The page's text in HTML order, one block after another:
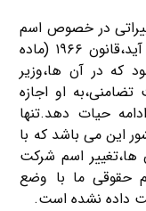
در خصوص اسم
شرکت تضامنی در قانون ۱۹۸۵ به وجود آید،قانون ۱۹۶۶ (ماده
که در آن ها،وزیر
او اجازه
حیات دهد.تنها
این می باشد که با
اسم شرکت
حقوقی ما با وضع
داده نشده است.